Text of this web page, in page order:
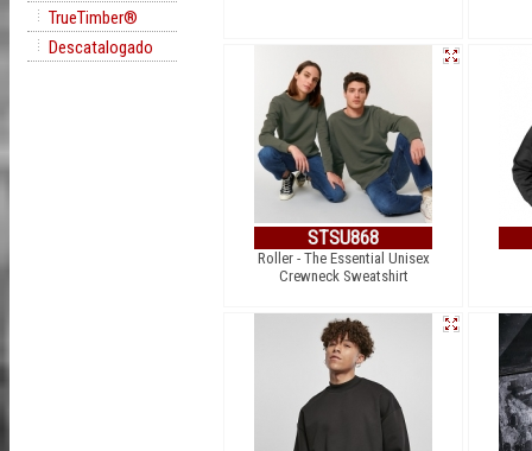
TrueTimber®
Descatalogado
STSU868
Roller - The Essential Unisex
Crewneck Sweatshirt